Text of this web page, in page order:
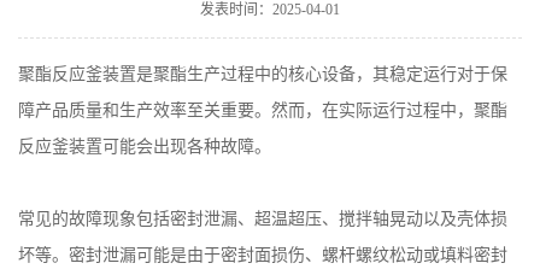
在线留言
发表时间：2025-04-01
聚酯反应釜装置是聚酯生产过程中的核心设备，其稳定运行对于保
障产品质量和生产效率至关重要。然而，在实际运行过程中，聚酯
反应釜装置可能会出现各种故障。
常见的故障现象包括密封泄漏、超温超压、搅拌轴晃动以及壳体损
坏等。密封泄漏可能是由于密封面损伤、螺杆螺纹松动或填料密封